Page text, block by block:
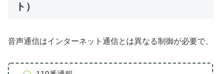
ト）
音声通信はインターネット通信とは異なる制御が必要で、